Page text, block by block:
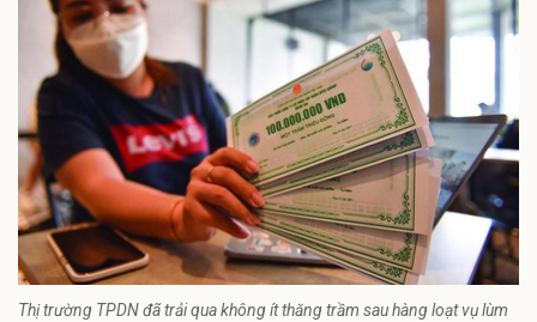
Thị trường TPDN đã trải qua không ít thăng trầm sau hàng loạt vụ lùm